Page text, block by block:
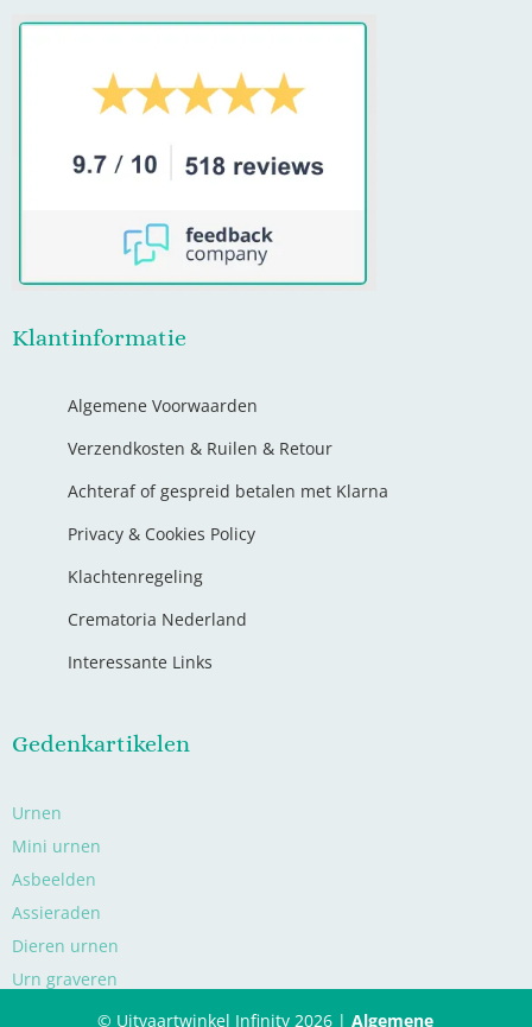
Klantinformatie
Algemene Voorwaarden
Verzendkosten & Ruilen & Retour
Achteraf of gespreid betalen met Klarna
Privacy & Cookies Policy
Klachtenregeling
Crematoria Nederland
Interessante Links
Gedenkartikelen
Urnen
Mini urnen
Asbeelden
Assieraden
Dieren urnen
Urn graveren
© Uitvaartwinkel Infinity 2026 |Algemene